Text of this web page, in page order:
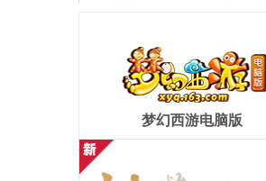
梦幻西游电脑版